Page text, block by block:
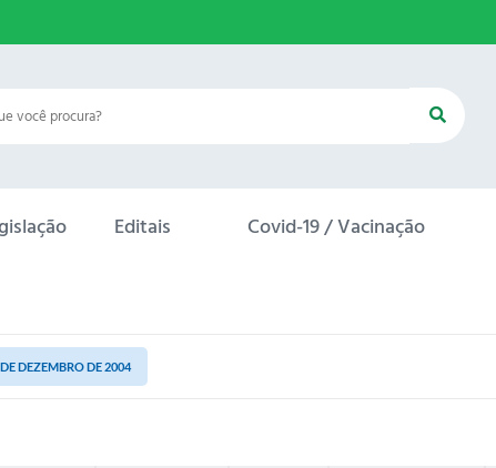
Editais Covid-19 / Vacinação
DEZEMBRO DE 2004